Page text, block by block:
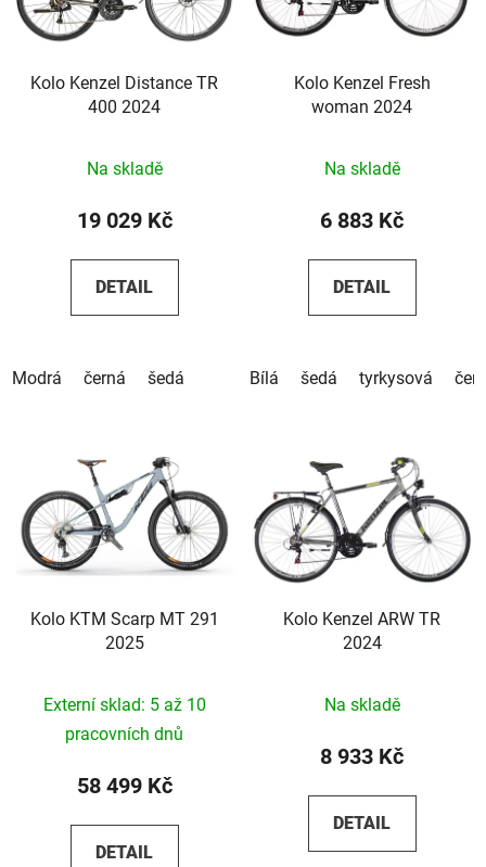
Kolo Kenzel Distance TR
400 2024
Na skladě
19 029 Kč
DETAIL
Modrá černá šedá
Kolo Kenzel Fresh
woman 2024
Na skladě
6 883 Kč
DETAIL
Bílá šedá tyrkysová
Kolo KTM Scarp MT 291
2025
Externí sklad: 5 až 10
pracovních dnů
58 499 Kč
DETAIL
Kolo Kenzel ARW TR
2024
Na skladě
8 933 Kč
DETAIL